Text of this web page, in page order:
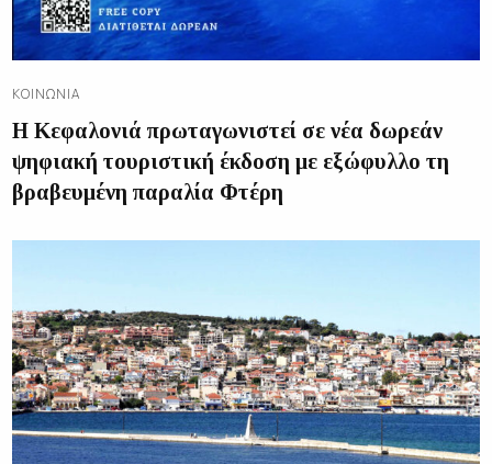
ΚΟΙΝΩΝΊΑ
Η Κεφαλονιά πρωταγωνιστεί σε νέα δωρεάν
ψηφιακή τουριστική έκδοση με εξώφυλλο τη
βραβευμένη παραλία Φτέρη